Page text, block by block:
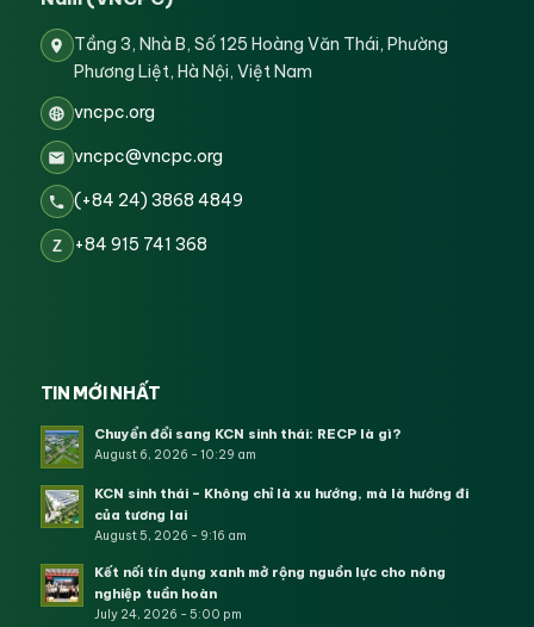
Tầng 3, Nhà B, Số 125 Hoàng Văn Thái, Phường
Phương Liệt, Hà Nội, Việt Nam
vncpc.org
vncpc@vncpc.org
(+84 24) 3868 4849
Z +84 915 741 368
TIN MỚI NHẤT
Chuyển đổi sang KCN sinh thái: RECP là gì?
August 6, 2026 - 10:29 am
KCN sinh thái – Không chỉ là xu hướng, mà là hướng đi
của tương lai
August 5, 2026 - 9:16 am
Kết nối tín dụng xanh mở rộng nguồn lực cho nông
nghiệp tuần hoàn
July 24, 2026 - 5:00 pm